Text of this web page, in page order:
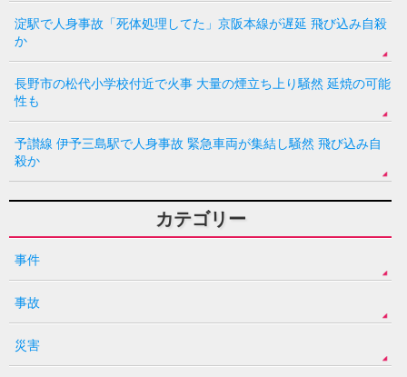
淀駅で人身事故「死体処理してた」京阪本線が遅延 飛び込み自殺
か
長野市の松代小学校付近で火事 大量の煙立ち上り騒然 延焼の可能
性も
予讃線 伊予三島駅で人身事故 緊急車両が集結し騒然 飛び込み自
殺か
カテゴリー
事件
事故
災害